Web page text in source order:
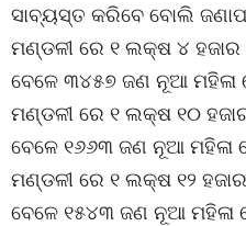
ସାବ୍ୟସ୍ତ କରିବେ ବୋଲି
ମଣ୍ଡଳୀ ରେ ୧ ଲକ୍ଷ ୪ ହଜାର
ବେଳେ ୩୪୫୭ ଜଣ ନୂଆ ମହିଳା
ମଣ୍ଡଳୀ ରେ ୧ ଲକ୍ଷ ୧୦
ବେଳେ ୧୬୬୩ ଜଣ ନୂଆ ମହିଳା
ମଣ୍ଡଳୀ ରେ ୧ ଲକ୍ଷ ୧୨
ବେଳେ ୧୫୪୩ ଜଣ ନୂଆ ମହିଳା